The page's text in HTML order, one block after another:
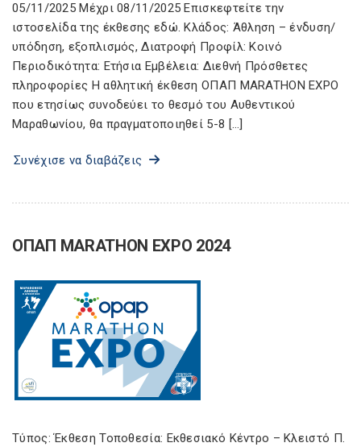
05/11/2025 Μέχρι 08/11/2025 Επισκεφτείτε την
ιστοσελίδα της έκθεσης εδώ. Κλάδος: Άθληση – ένδυση/
υπόδηση, εξοπλισμός, Διατροφή Προφίλ: Κοινό
Περιοδικότητα: Ετήσια Εμβέλεια: Διεθνή Πρόσθετες
πληροφορίες Η αθλητική έκθεση ΟΠΑΠ MARATHON EXPO
που ετησίως συνοδεύει το θεσμό του Αυθεντικού
Μαραθωνίου, θα πραγματοποιηθεί 5-8 […]
Συνέχισε να διαβάζεις
ΟΠΑΠ MARATHON EXPO 2024
Τύπος: Έκθεση Τοποθεσία: Εκθεσιακό Κέντρο – Κλειστό Π.